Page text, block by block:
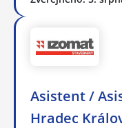
Asistent /
Hradec